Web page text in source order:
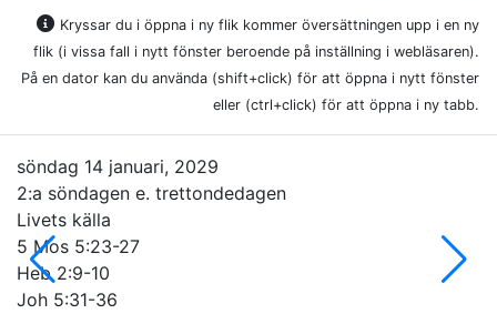
Kryssar du i öppna i ny flik kommer översättningen upp i en ny
flik (i vissa fall i nytt fönster beroende på inställning i webläsaren).
På en dator kan du använda (shift+click) för att öppna i nytt fönster
eller (ctrl+click) för att öppna i ny tabb.
söndag 14 januari, 2029
2:a söndagen e. trettondedagen
Livets källa
5 Mos 5:23-27
Heb 2:9-10
Joh 5:31-36